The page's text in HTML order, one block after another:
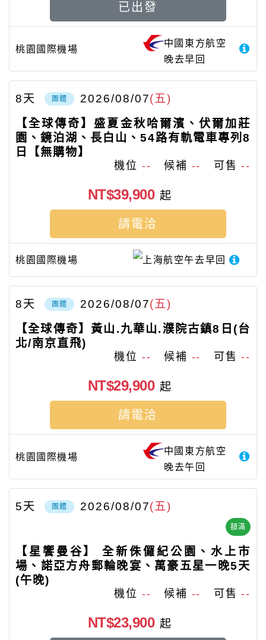
桃園國際機場
中國東方航空
晚去早回
已出發
團體 2026/08/07(五)
8天
【全球傳奇】盛夏金秋哈爾濱、伏爾加莊
園、鏡泊湖、長白山、54路有軌電車專列8
日【無購物】
機位 -- 候補 -- 可售--
桃園國際機場 上海航空午去早回
NT$39,900 起
請電洽
團體 2026/08/07(五)
8天
【全球傳奇】黃山.九華山.濮院古鎮8日(台
北/南京直飛)
機位 -- 候補 -- 可售--
桃園國際機場
中國東方航空
晚去午回
NT$29,900 起
請電洽
額滿
團體 2026/08/07(五)
5天
【星饗曼谷】 全新侏儸紀公園、水上市
場、諾亞方舟郵輪晚宴、萬豪五星一晚5天
(午晚)
機位 -- 候補 -- 可售--
NT$23,900 起